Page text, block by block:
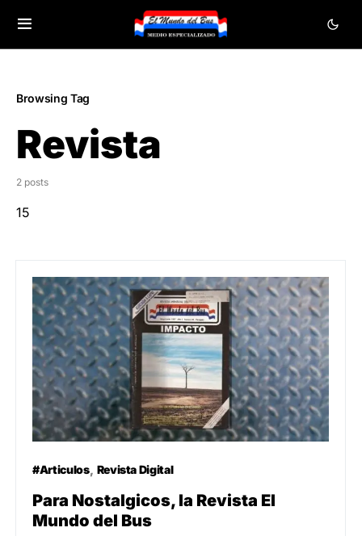
Browsing Tag
Revista
2 posts
15
#Articulos Revista Digital
Para Nostalgicos, la Revista El
Mundo del Bus